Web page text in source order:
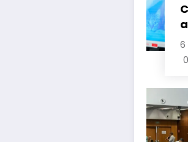
6